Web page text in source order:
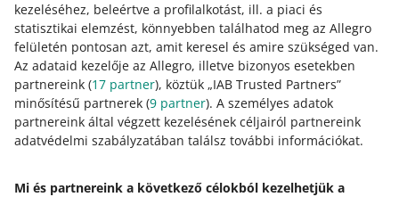
kezeléséhez, beleértve a profilalkotást, ill. a piaci és
statisztikai elemzést, könnyebben találhatod meg az Allegro
felületén pontosan azt, amit keresel és amire szükséged van.
Az adataid kezelője az Allegro, illetve bizonyos esetekben
partnereink (17 partner), köztük „IAB Trusted Partners”
minősítésű partnerek (9 partner). A személyes adatok
partnereink által végzett kezelésének céljairól partnereink
adatvédelmi szabályzatában találsz további információkat.
Mi és partnereink a következő célokból kezelhetjük a
Ezt akkor látod, amikor:
új ajánlatot teszel közzé
szerkeszted aktuális ajánlatodat.
Ha a felsorolt kategóriákban következő, Új állapotú
ajánlatot szeretnél közzétenni,válassz másik megfelelő